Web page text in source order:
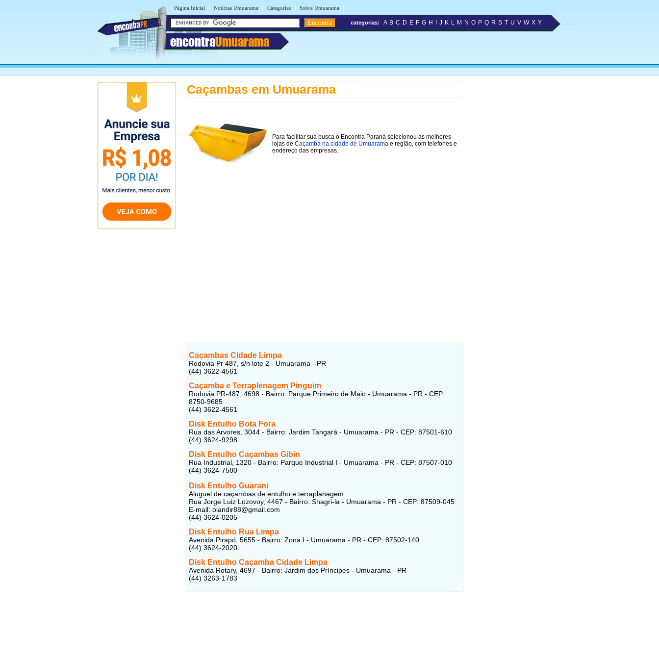
Página Inicial | Notícias Umuarama | Categorias | Sobre Umuarama |
encontraUmuarama
categorias: A B C D E F G H J K L M N O P Q R S T U V W X Y
Caçambas em Umuarama
Para facilitar sua busca o Encontra Paraná selecionou as melhores
lojas de Caçamba na cidade de Umuarama e região, com telefones e
endereço das empresas.
Caçambas Cidade Limpa
Rodovia Pr 487, s/n lote 2 - Umuarama - PR
(44) 3622-4561
Caçamba e Terraplenagem Pinguim
Rodovia PR-487, 4698 - Bairro: Parque Primeiro de Maio - Umuarama - PR - CEP:
8750-9685
(44) 3622-4561
Disk Entulho Bota Fora
Rua das Arvores, 3044 - Bairro: Jardim Tangará - Umuarama - PR - CEP: 87501-610
(44) 3624-9298
Disk Entulho Caçambas Gibin
Rua Industrial, 1320 - Bairro: Parque Industrial I - Umuarama - PR - CEP: 87507-010
(44) 3624-7580
Disk Entulho Guarani
Aluguel de caçambas de entulho e terraplanagem.
Rua Jorge Luiz Lozovoy, 4467 - Bairro: Shagri-la - Umuarama - PR - CEP: 87509-045
E-mail: olandir88@gmail.com
(44) 3624-0205
Disk Entulho Rua Limpa
Avenida Pirapó, 5655 - Bairro: Zona I - Umuarama - PR - CEP: 87502-140
(44) 3624-2020
Disk Entulho Caçamba Cidade Limpa
Avenida Rotary, 4697 - Bairro: Jardim dos Príncipes - Umuarama - PR
(44) 3263-1783